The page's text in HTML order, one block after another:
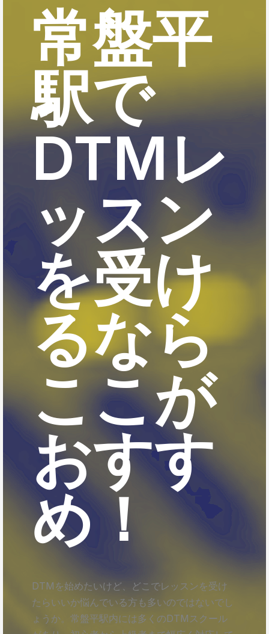
常盤平
駅で
DTMレ
ッスン
を受け
るなら
ここが
おすす
め！
DTMを始めたいけど、どこでレッスンを受け
たらいいか悩んでいる方も多いのではないでし
ょうか。常盤平駅内には多くのDTMスクール